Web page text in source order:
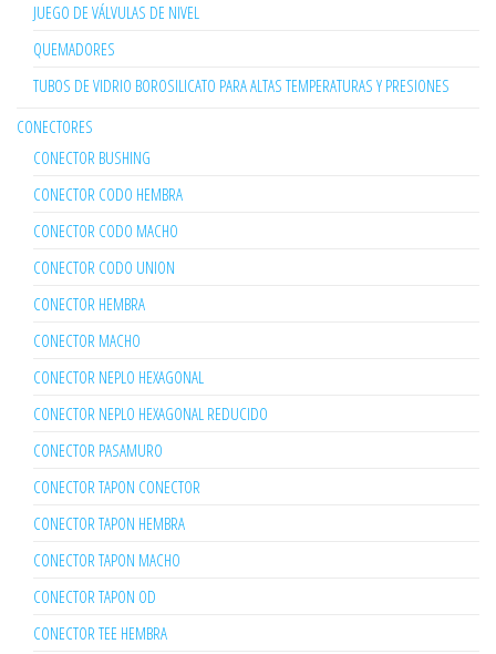
JUEGO DE VÁLVULAS DE NIVEL
QUEMADORES
TUBOS DE VIDRIO BOROSILICATO PARA ALTAS TEMPERATURAS Y PRESIONES
CONECTORES
CONECTOR BUSHING
CONECTOR CODO HEMBRA
CONECTOR CODO MACHO
CONECTOR CODO UNION
CONECTOR HEMBRA
CONECTOR MACHO
CONECTOR NEPLO HEXAGONAL
CONECTOR NEPLO HEXAGONAL REDUCIDO
CONECTOR PASAMURO
CONECTOR TAPON CONECTOR
CONECTOR TAPON HEMBRA
CONECTOR TAPON MACHO
CONECTOR TAPON OD
CONECTOR TEE HEMBRA